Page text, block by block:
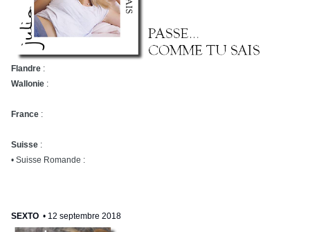
Flandre :
Wallonie :
France :
Suisse :
• Suisse Romande :
SEXTO • 12 septembre 2018